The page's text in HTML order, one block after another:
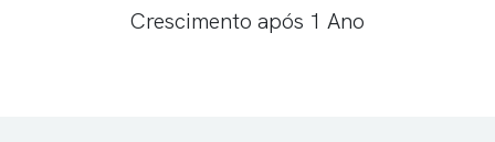
Crescimento após 1 Ano